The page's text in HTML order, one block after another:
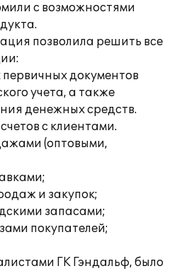
с возможностями
позволила решить все
документов
учета, а также
денежных средств.
с клиентами.
(оптовыми,
и закупок;
запасами;
покупателей;
ГК Гэндальф, было